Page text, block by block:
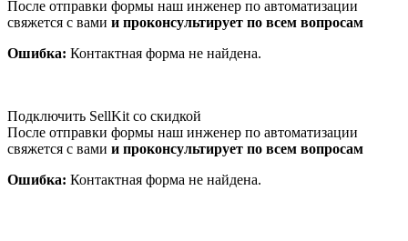
После отправки формы наш инженер по автоматизации
свяжется с вами и проконсультирует по всем вопросам
Ошибка: Контактная форма не найдена.
Подключить SellKit со скидкой
После отправки формы наш инженер по автоматизации
свяжется с вами и проконсультирует по всем вопросам
Ошибка: Контактная форма не найдена.